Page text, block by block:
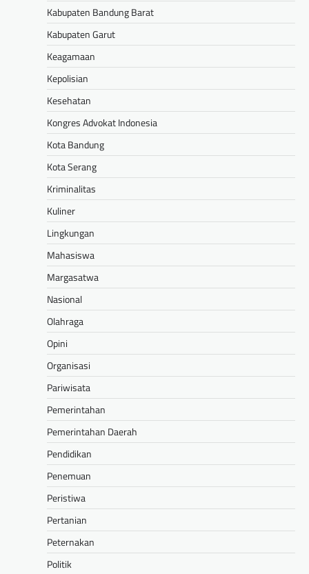
Kabupaten Bandung Barat
Kabupaten Garut
Keagamaan
Kepolisian
Kesehatan
Kongres Advokat Indonesia
Kota Bandung
Kota Serang
Kriminalitas
Kuliner
Lingkungan
Mahasiswa
Margasatwa
Nasional
Olahraga
Opini
Organisasi
Pariwisata
Pemerintahan
Pemerintahan Daerah
Pendidikan
Penemuan
Peristiwa
Pertanian
Peternakan
Politik